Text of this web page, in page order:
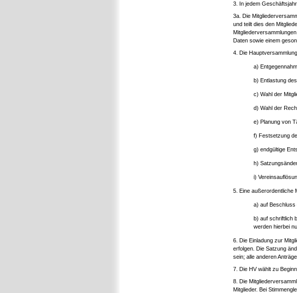
3. In jedem
3a. Die
und teilt dies den
Daten sowie einem
4. Die
a)
b) Entlastung
c) Wahl der
d) Wahl der
e) Planung von
f) Festsetzung
g) endgültige
h)
i)
5. Eine außerordentliche
a) auf Beschluss
b) auf schriftlich
werden hierbei
6. Die Einladung zur
erfolgen. Die Satzung
sein; alle anderen
7. Die HV wählt zu
8. Die
Mitglieder. Bei